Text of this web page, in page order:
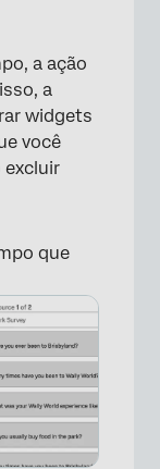
×
a ação
a
widgets
você
excluir
que